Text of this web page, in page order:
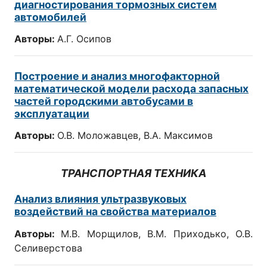
диагностирования тормозных систем
автомобилей
Авторы: А.Г. Осипов
Построение и анализ многофакторной
математической модели расхода запасных
частей городскими автобусами в
эксплуатации
Авторы: О.В. Моложавцев, В.А. Максимов
ТРАНСПОРТНАЯ ТЕХНИКА
Анализ влияния ультразвуковых
воздействий на свойства материалов
Авторы: М.В. Морщилов, В.М. Приходько, О.В.
Селиверстова